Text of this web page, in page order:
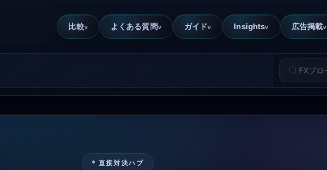
比較v よくある質問v ガイドv Insightsv 広告掲載v
* 直接対決ハブ